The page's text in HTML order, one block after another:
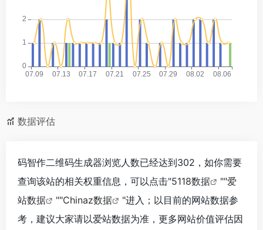
数据评估
码智作二维码生成器浏览人数已经达到302，如你需要
查询该站的相关权重信息，可以点击"5118数据 ""爱
站数据
""Chinaz数据
"进入；以目前的网站数据参
考，建议大家请以爱站数据为准，更多网站价值评估因